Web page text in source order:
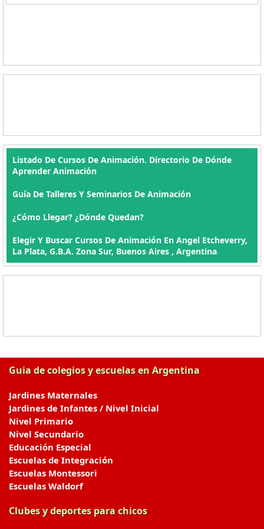
Listado De Cursos De Animación. Directorio De Dónde
Aprender Animación
Guía De Talleres Y Seminarios De Animación
¿Cómo Llegar? ¿Dónde Quedan?
Elegir Y Buscar Cursos De Animación En Angel Etcheverry,
La Plata, G.B.A. Zona Sur, Buenos Aires , Argentina
Guia de colegios y escuelas en Argentina
Jardines Maternales
Jardines de Infantes / Nivel Inicial
Nivel Primario
Nivel Secundario
Educación Especial
Escuelas de Integración
Escuelas Montessori
Escuelas Waldorf
Clubes y deportes para chicos